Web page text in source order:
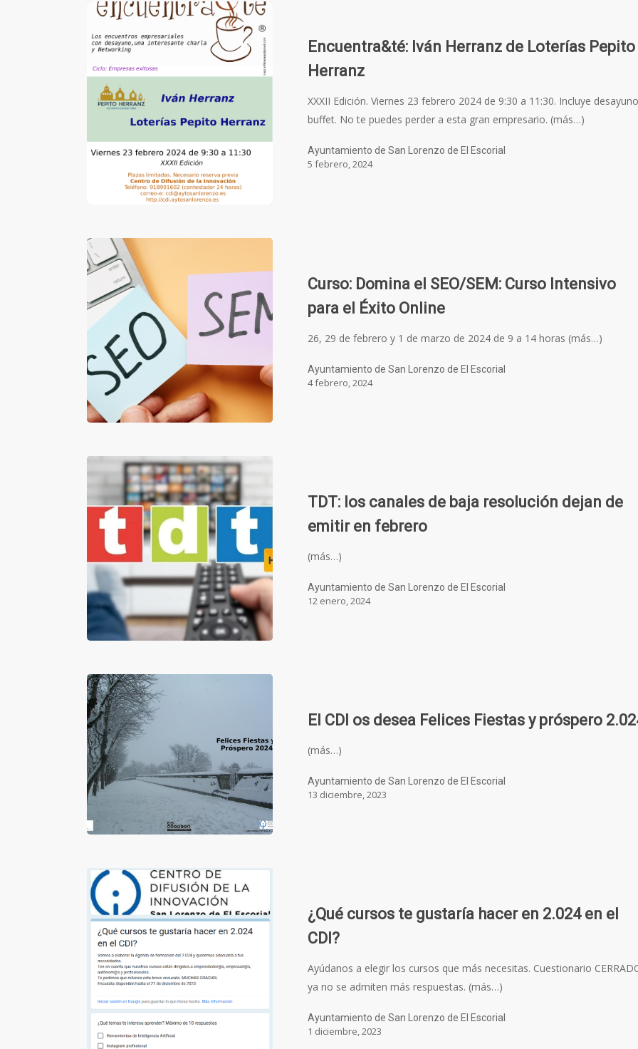
Encuentra&té: Iván Herranz de Loterías Pepito
Herranz
XXXII Edición. Viernes 23 febrero 2024 de 9:30 a 11:30. Incluye
buffet. No te puedes perder a esta gran empresario. (más…)
Ayuntamiento de San Lorenzo de El Escorial
5 febrero, 2024
Curso: Domina el SEO/SEM: Curso Intensivo
para el Éxito Online
26, 29 de febrero y 1 de marzo de 2024 de 9 a 14 horas (más…)
Ayuntamiento de San Lorenzo de El Escorial
4 febrero, 2024
TDT: los canales de baja resolución dejan de
emitir en febrero
(más…)
Ayuntamiento de San Lorenzo de El Escorial
12 enero, 2024
El CDI os desea Felices Fiestas y próspero
(más…)
Ayuntamiento de San Lorenzo de El Escorial
13 diciembre, 2023
¿Qué cursos te gustaría hacer en 2.024 en el
CDI?
Ayúdanos a elegir los cursos que más necesitas. Cuestionario
ya no se admiten más respuestas. (más…)
Ayuntamiento de San Lorenzo de El Escorial
1 diciembre, 2023